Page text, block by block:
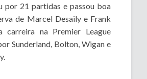
por 21 partidas e passou boa
de Marcel Desaily e Frank
carreira na Premier League
Sunderland, Bolton, Wigan e